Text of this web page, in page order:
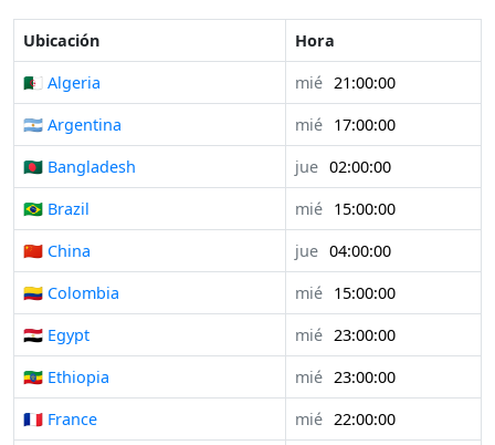
Ubicación
Hora
🇩🇿 Algeria
mié 21:00:00
🇦🇷 Argentina
mié 17:00:00
🇧🇩 Bangladesh
jue 02:00:00
🇧🇷 Brazil
mié 15:00:00
🇨🇳 China
jue 04:00:00
🇨🇴 Colombia
mié 15:00:00
🇪🇬 Egypt
mié 23:00:00
🇪🇹 Ethiopia
mié 23:00:00
🇫🇷 France
mié 22:00:00